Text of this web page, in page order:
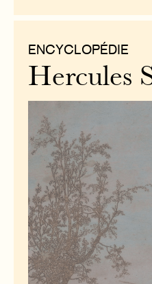
ENCYCLOPÉDIE
Hercules